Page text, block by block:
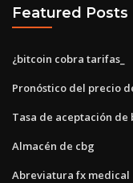
Featured Posts
¿bitcoin cobra tarifas_
Pronóstico del precio
Tasa de aceptación de
Almacén de cbg
Abreviatura fx medical